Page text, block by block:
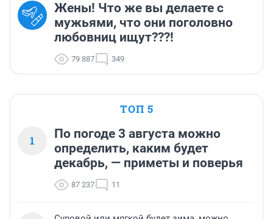
Жены! Что же вы делаете с
мужьями, что они поголовно
любовниц ищут???!
79 887 349
ТОП 5
1
По погоде 3 августа можно
определить, каким будет
декабрь, — приметы и поверья
87 237 11